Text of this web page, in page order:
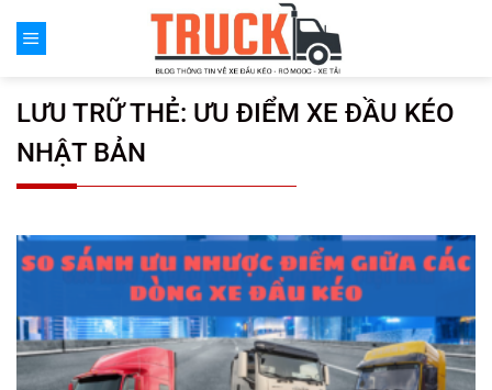
đến
LƯU TRỮ THẺ: ƯU ĐIỂM XE ĐẦU KÉO
NHẬT BẢN